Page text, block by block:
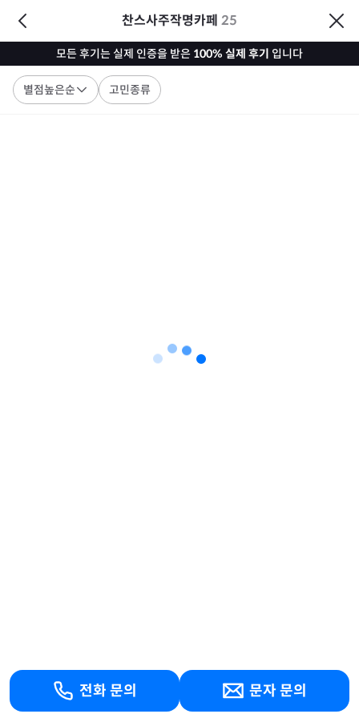
찬스사주작명카페 25
모든 후기는 실제 인증을 받은 100% 실제 후기 입니다
별점높은순 고민종류
전화 문의 문자 문의